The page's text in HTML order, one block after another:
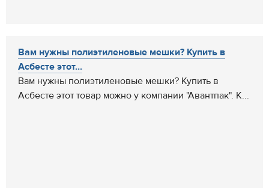
Вам нужны полиэтиленовые мешки? Купить в
Асбесте этот...
Вам нужны полиэтиленовые мешки? Купить в
Асбесте этот товар можно у компании "Авантпак". К...